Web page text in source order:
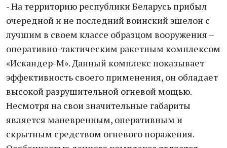
- На территорию республики Беларусь прибыл
очередной и не последний воинский эшелон с
лучшим в своем классе образцом вооружения –
оперативно-тактическим ракетным комплексом
«Искандер-М». Данный комплекс показывает
эффективность своего применения, он обладает
высокой разрушительной огневой мощью.
Несмотря на свои значительные габариты
является маневренным, оперативным и
скрытным средством огневого поражения.